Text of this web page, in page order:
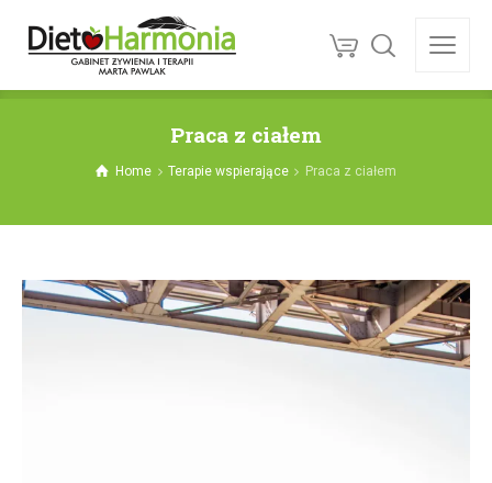
Praca z ciałem
Home Terapie wspierające Praca z ciałem